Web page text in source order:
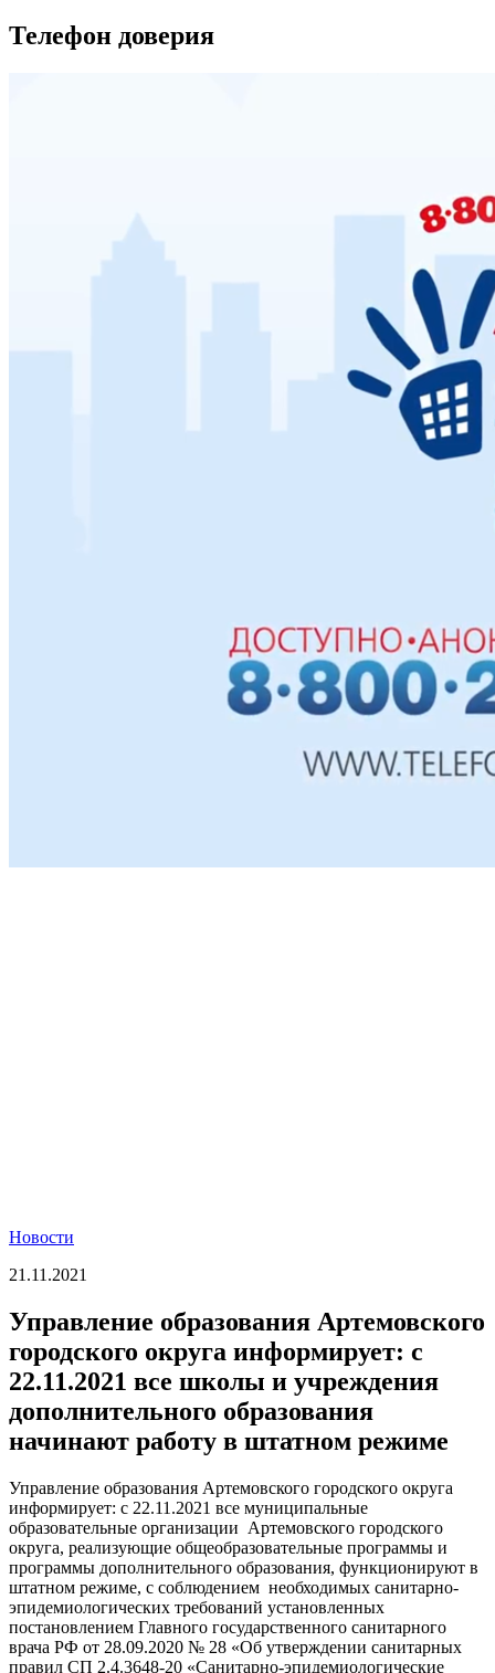
Телефон доверия
Новости
21.11.2021
Управление образования Артемовского
городского округа информирует: с
22.11.2021 все школы и учреждения
дополнительного образования
начинают работу в штатном режиме
Управление образования Артемовского городского округа
информирует: с 22.11.2021 все муниципальные
образовательные организации Артемовского городского
округа, реализующие общеобразовательные программы и
программы дополнительного образования, функционируют в
штатном режиме, с соблюдением необходимых санитарно-
эпидемиологических требований установленных
постановлением Главного государственного санитарного
врача РФ от 28.09.2020 № 28 «Об утверждении санитарных
правил СП 2.4.3648-20 «Санитарно-эпидемиологические